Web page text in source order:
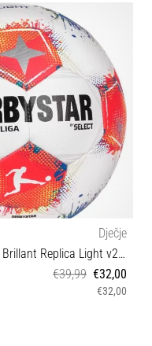
Dječje
Derbystar Bundesliga Brillant Replica Light v25 350g Training Ball
€39,99 €32,00
€32,00